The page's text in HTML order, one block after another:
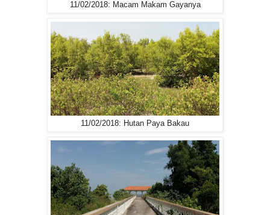
11/02/2018: Macam Makam Gayanya
11/02/2018: Hutan Paya Bakau